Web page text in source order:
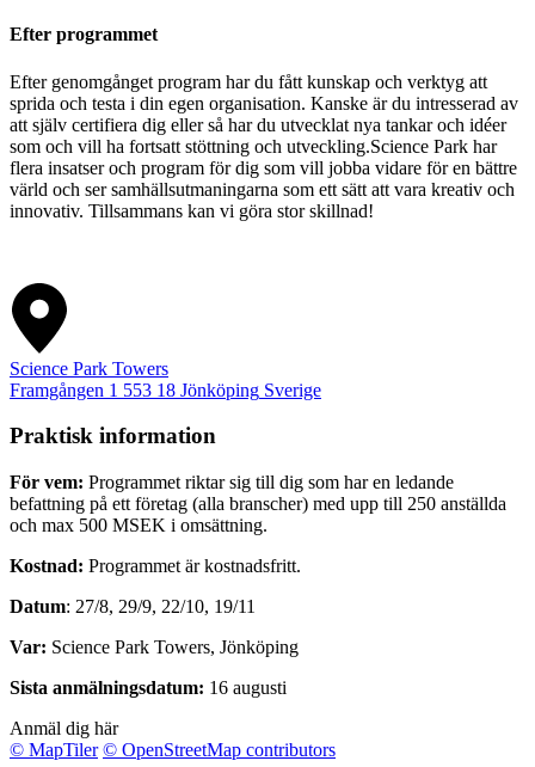
Efter programmet
Efter genomgånget program har du fått kunskap och verktyg att
sprida och testa i din egen organisation. Kanske är du intresserad av
att själv certifiera dig eller så har du utvecklat nya tankar och idéer
som och vill ha fortsatt stöttning och utveckling.Science Park har
flera insatser och program för dig som vill jobba vidare för en bättre
värld och ser samhällsutmaningarna som ett sätt att vara kreativ och
innovativ. Tillsammans kan vi göra stor skillnad!
Science Park Towers
Framgången 1 553 18 Jönköping Sverige
Praktisk information
För vem: Programmet riktar sig till dig som har en ledande
befattning på ett företag (alla branscher) med upp till 250 anställda
och max 500 MSEK i omsättning.
Kostnad: Programmet är kostnadsfritt.
Datum: 27/8, 29/9, 22/10, 19/11
Var: Science Park Towers, Jönköping
Sista anmälningsdatum: 16 augusti
Anmäl dig här
© MapTiler © OpenStreetMap contributors